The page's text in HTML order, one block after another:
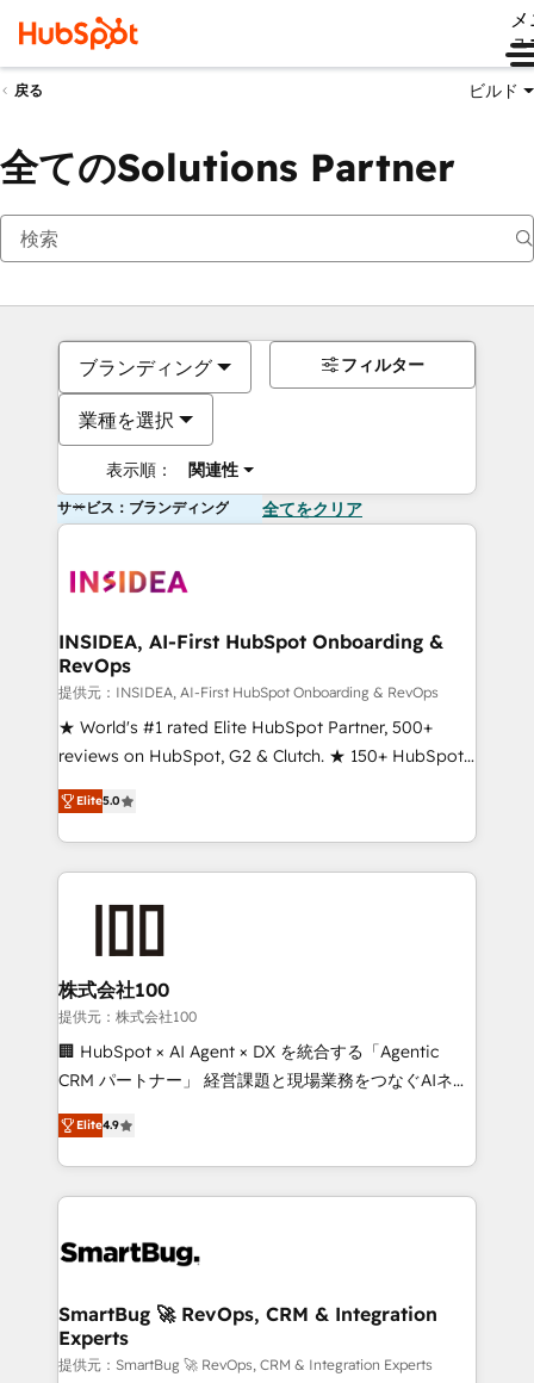
ュ
戻る ビルド
全てのSolutions Partner
ブランディング
業種を選択
表示順： 関連性
フィルター
サービス：ブランディング 全てをクリア
INSIDEA, AI-First HubSpot Onboarding &
RevOps
提供元：INSIDEA, AI-First HubSpot Onboarding & RevOps
★ World's #1 rated Elite HubSpot Partner, 500+
reviews on HubSpot, G2 & Clutch. ★ 150+ HubSpot
Certified Experts & Trainers across the team ★
1,500+ implementations across five continents ★ AI-
First, RevOps-led, Onboarding obsessed ★
Company of the Year 2024/25 INSIDEA helps
and build AI-powered workflows that drive adoption
from week one, in your time zone. What we do ➤
Onboarding: Live in weeks, with workflows built
around your business, not a template. ➤ Migration:
Move from any legacy CRM. Zero downtime, full data
run your revenue process. Sales, marketing, and
service wired together. ➤ AI and Integrations: Layer
tune-ups, feature rollouts, adoption coaching. Buying
HubSpot, switching to it, or reviving a stale portal?
We are built for the work.
Elite5.0
株式会社100
提供元：株式会社100
🏢 HubSpot × AI Agent × DX を統合する「Agentic
CRM パートナー」 経営課題と現場業務をつなぐAIネイ
ティブ・エージェンシーとして、HubSpot Eliteの実装
力で顧客フロント業務を再設計します。 💡 100inc は何
をする会社か？ HubSpotを共通基盤に、AIエージェン
トを組み込んだ顧客フロント業務（マーケティング・営
ィブ・エージェンシーです。事業部・グループ会社・部
を、CRMを軸とした全社共通基盤に再構築します。意
思決定者・PMO・現場担当者に並走します。 1️⃣
HubSpot導入・活用支援 顧客データの一元化から、
Elite4.9
SmartBug 🚀 RevOps, CRM & Integration
Experts
提供元：SmartBug 🚀 RevOps, CRM & Integration Experts